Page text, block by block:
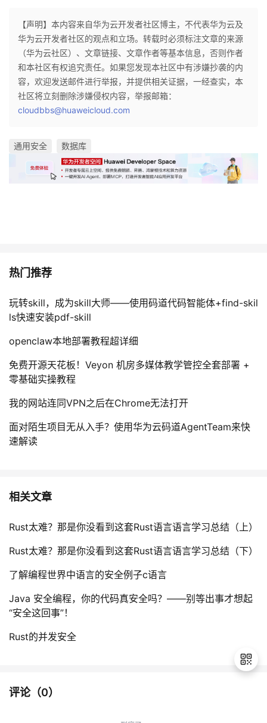
【声明】本内容来自华为云开发者社区博主，不代表华为云及
华为云开发者社区的观点和立场。转载时必须标注文章的来源
（华为云社区）、文章链接、文章作者等基本信息，否则作者
和本社区有权追究责任。如果您发现本社区中有涉嫌抄袭的内
容，欢迎发送邮件进行举报，并提供相关证据，一经查实，本
社区将立刻删除涉嫌侵权内容，举报邮箱：
cloudbbs@huaweicloud.com
通用安全 数据库
热门推荐
玩转skill，成为skill大师——使用码道代码智能体+find-skil
ls快速安装pdf-skill
openclaw本地部署教程超详细
免费开源天花板！Veyon 机房多媒体教学管控全套部署 +
零基础实操教程
我的网站连同VPN之后在Chrome无法打开
面对陌生项目无从入手？使用华为云码道AgentTeam来快
速解读
相关文章
Rust太难？那是你没看到这套Rust语言语言学习总结（上）
Rust太难？那是你没看到这套Rust语言语言学习总结（下）
了解编程世界中语言的安全例子c语言
Java 安全编程，你的代码真安全吗？——别等出事才想起
“安全这回事”！
Rust的并发安全
评论（0）